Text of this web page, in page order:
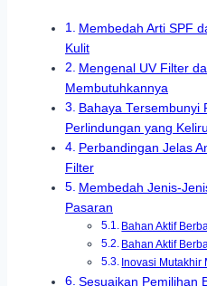
Membedah Arti SPF
Kulit
Mengenal UV Filter
Membutuhkannya
Bahaya Tersembunyi
Perlindungan yang Keliru
Perbandingan Jelas
Filter
Membedah Jenis-
Pasaran
Bahan Aktif
Bahan Aktif
Inovasi
Sesuaikan Pemilihan